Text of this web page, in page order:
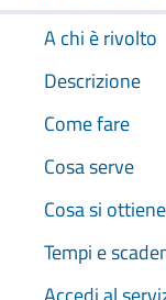
A chi è rivolto
Descrizione
Come fare
Cosa serve
Cosa si ottiene
Tempi e